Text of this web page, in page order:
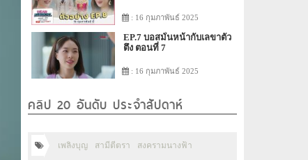
: 16 กุมภาพันธ์ 2025
EP.7 บอสมั่นหน้ากับเลขาตัว
ตึง ตอนที่ 7
: 16 กุมภาพันธ์ 2025
คลิป 20 อันดับ ประจำสัปดาห์
เพลิงบุญ สามีตีตรา สงครามนางฟ้า